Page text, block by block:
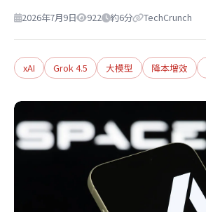
2026年7月9日 922 約6分 TechCrunch
xAI Grok 4.5 大模型 降本增效